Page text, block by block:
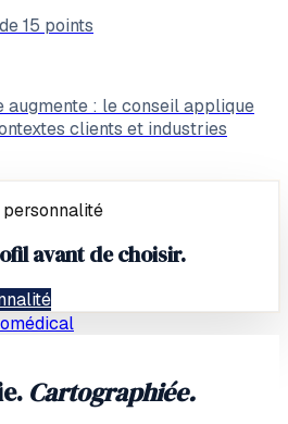
15 points
augmente : le conseil applique
clients et industries
personnalité
avant de choisir.
Cartographiée.